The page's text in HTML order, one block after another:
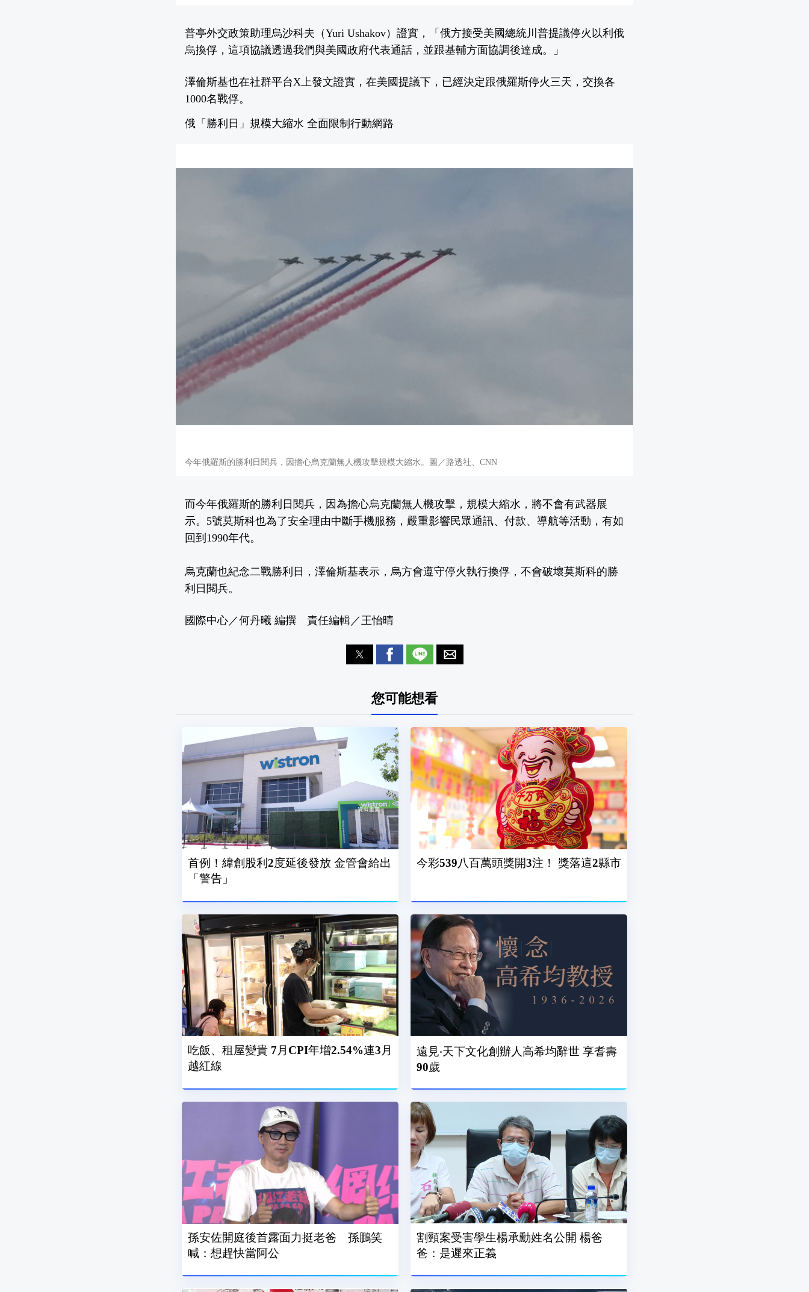
普亭外交政策助理烏沙科夫（Yuri Ushakov）證實，「俄方接受美國總統川普提議停火以利俄
烏換俘，這項協議透過我們與美國政府代表通話，並跟基輔方面協調後達成。」
澤倫斯基也在社群平台X上發文證實，在美國提議下，已經決定跟俄羅斯停火三天，交換各
1000名戰俘。
俄「勝利日」規模大縮水 全面限制行動網路
今年俄羅斯的勝利日閱兵，因擔心烏克蘭無人機攻擊規模大縮水。圖／路透社、CNN
而今年俄羅斯的勝利日閱兵，因為擔心烏克蘭無人機攻擊，規模大縮水，將不會有武器展
示。5號莫斯科也為了安全理由中斷手機服務，嚴重影響民眾通訊、付款、導航等活動，有如
回到1990年代。
烏克蘭也紀念二戰勝利日，澤倫斯基表示，烏方會遵守停火執行換俘，不會破壞莫斯科的勝
利日閱兵。
國際中心／何丹曦 編撰 責任編輯／王怡晴
您可能想看
首例！緯創股利2度延後發放 金管會給出
「警告」
今彩539八百萬頭獎開3注！ 獎落這2縣市
吃飯、租屋變貴 7月CPI年增2.54%連3月
越紅線
遠見‧天下文化創辦人高希均辭世 享耆壽
90歲
孫安佐開庭後首露面力挺老爸 孫鵬笑
喊：想趕快當阿公
割頸案受害學生楊承勳姓名公開 楊爸
爸：是遲來正義